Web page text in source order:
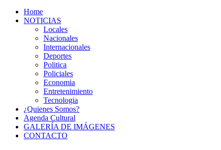
Home
NOTICIAS
Locales
Nacionales
Internacionales
Deportes
Politica
Policiales
Economia
Entretenimiento
Tecnologia
¿Quienes Somos?
Agenda Cultural
GALERÍA DE IMÁGENES
CONTACTO